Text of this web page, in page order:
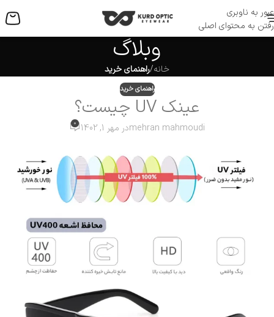
عبور به ناوبری
رفتن به محتوای اصلی
منو
وبلاگ
خانه/راهنمای خرید
راهنمای خرید
عینک UV چیست؟
mehran mahmoudiدر مهر 1, 1402 0